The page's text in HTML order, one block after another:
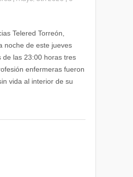
Telered Torreón,
noche de este jueves
de las 23:00 horas tres
enfermeras fueron
vida al interior de su